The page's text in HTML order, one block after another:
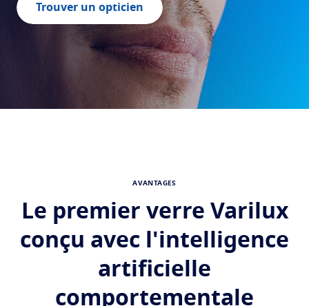
Verres solaires Vision et style
Tout savoir sur les verres
La vue selon l'age
Voir tous nos articles
Trouver un opticien
AVANTAGES
Le premier verre Varilux
conçu avec l'intelligence
artificielle
comportementale